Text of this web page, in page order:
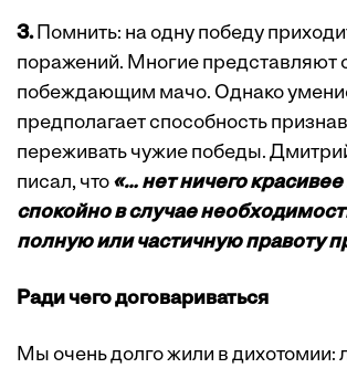
3.Помнить: на одну победу
поражений. Многие представляют
побеждающим мачо. Однако
предполагает способность
переживать чужие победы.
писал, что «… нет ничего красивее
спокойно в случае
полную или частичную правоту
Ради чего договариваться
Мы очень долго жили в дихотомии: